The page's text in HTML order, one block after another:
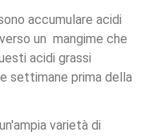
accumulare acidi
un  mangime che
acidi grassi
settimane prima della
varietà di